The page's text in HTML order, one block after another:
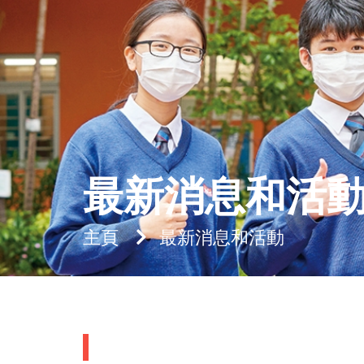
最新消息和活
主頁 最新消息和活動